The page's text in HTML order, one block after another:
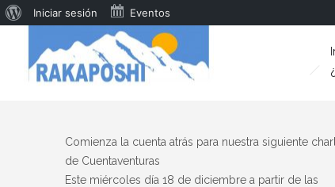
Comienza la cuenta atrás para nuestra siguiente
de Cuentaventuras
Este miércoles día 18 de diciembre a partir de las
Iniciar sesión Eventos